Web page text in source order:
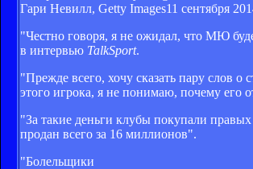
Гари Невилл, Getty Images11 сентября
"Честно говоря, я не ожидал, что МЮ
в интервью TalkSport.
"Прежде всего, хочу сказать пару слов
этого игрока, я не понимаю, почему его
"За такие деньги клубы покупали
продан всего за 16 миллионов".
"Болельщики